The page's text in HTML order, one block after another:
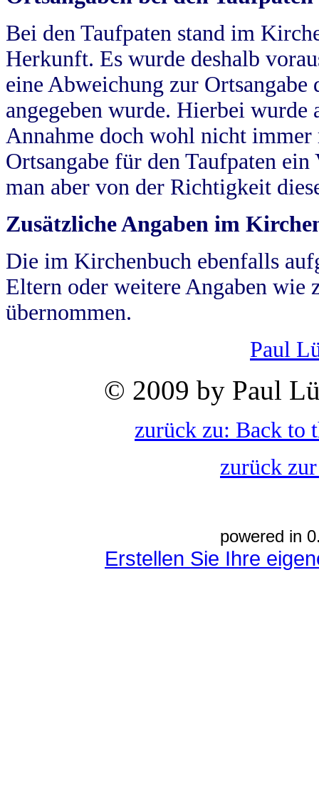
Bei den Taufpaten stand im
Herkunft. Es wurde deshalb
eine Abweichung zur
angegeben wurde. Hierbei wurde
Annahme doch wohl nicht
Ortsangabe für den Taufpaten
man aber von der Richtigkeit
Zusätzliche Angaben im
Die im Kirchenbuch ebenfalls
Eltern oder weitere Angaben wie
übernommen.
Paul
© 2009 by Paul
zurück zu: Back to
zurück
powered in
Erstellen Sie Ihre